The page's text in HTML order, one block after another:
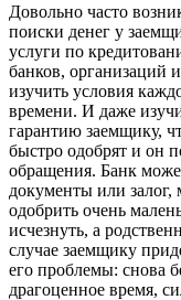
Довольно часто
поиски денег у
услуги по
банков, организаций
изучить условия
времени. И даже
гарантию заемщику,
быстро одобрят и он
обращения. Банк
документы или залог,
одобрить очень
исчезнуть, а
случае заемщику
его проблемы: снова
драгоценное время,